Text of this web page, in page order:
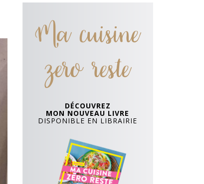
Ma cuisine
zero reste
DÉCOUVREZ
MON NOUVEAU LIVRE
DISPONIBLE EN LIBRAIRIE